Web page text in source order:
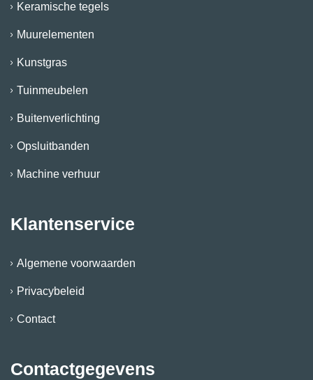
Keramische tegels
Muurelementen
Kunstgras
Tuinmeubelen
Buitenverlichting
Opsluitbanden
Machine verhuur
Klantenservice
Algemene voorwaarden
Privacybeleid
Contact
Contactgegevens